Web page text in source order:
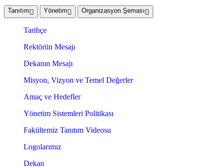
Tanıtım Yönetim Organizasyon Şeması
Tarihçe
Rektörün Mesajı
Dekanın Mesajı
Misyon, Vizyon ve Temel Değerler
Amaç ve Hedefler
Yönetim Sistemleri Politikası
Fakültemiz Tanıtım Videosu
Logolarımız
Dekan